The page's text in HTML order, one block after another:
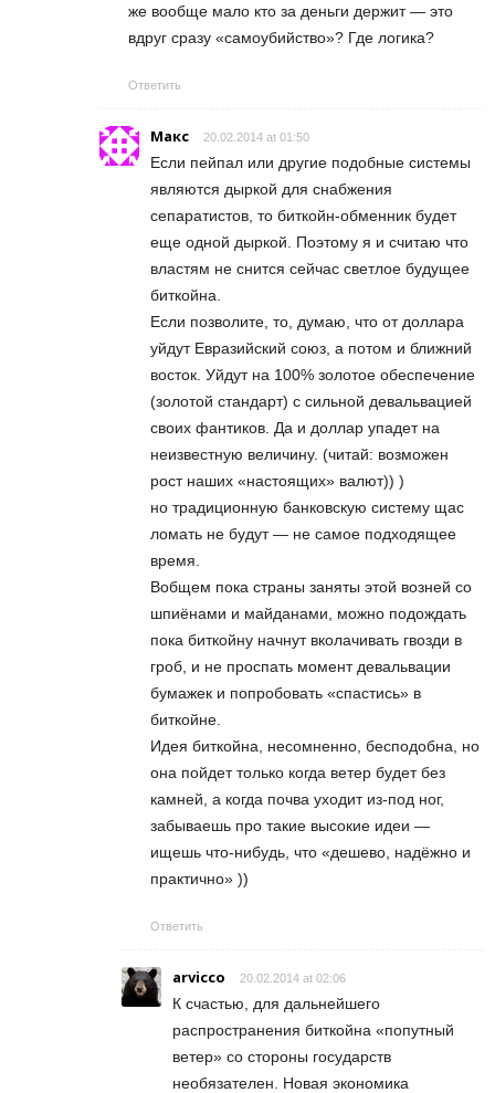
же вообще мало кто за деньги держит — это
вдруг сразу «самоубийство»? Где логика?
Ответить
Макс 20.02.2014 at 01:50
Если пейпал или другие подобные системы
являются дыркой для снабжения
сепаратистов, то биткойн-обменник будет
еще одной дыркой. Поэтому я и считаю что
властям не снится сейчас светлое будущее
биткойна.
Если позволите, то, думаю, что от доллара
уйдут Евразийский союз, а потом и ближний
восток. Уйдут на 100% золотое обеспечение
(золотой стандарт) с сильной девальвацией
своих фантиков. Да и доллар упадет на
неизвестную величину. (читай: возможен
рост наших «настоящих» валют)) )
но традиционную банковскую систему щас
ломать не будут — не самое подходящее
время.
Вобщем пока страны заняты этой возней со
шпиёнами и майданами, можно подождать
пока биткойну начнут вколачивать гвозди в
гроб, и не проспать момент девальвации
бумажек и попробовать «спастись» в
биткойне.
Идея биткойна, несомненно, бесподобна, но
она пойдет только когда ветер будет без
камней, а когда почва уходит из-под ног,
забываешь про такие высокие идеи —
ищешь что-нибудь, что «дешево, надёжно и
практично» ))
Ответить
arvicco 20.02.2014 at 02:06
К счастью, для дальнейшего
распространения биткойна «попутный
ветер» со стороны государств
необязателен. Новая экономика